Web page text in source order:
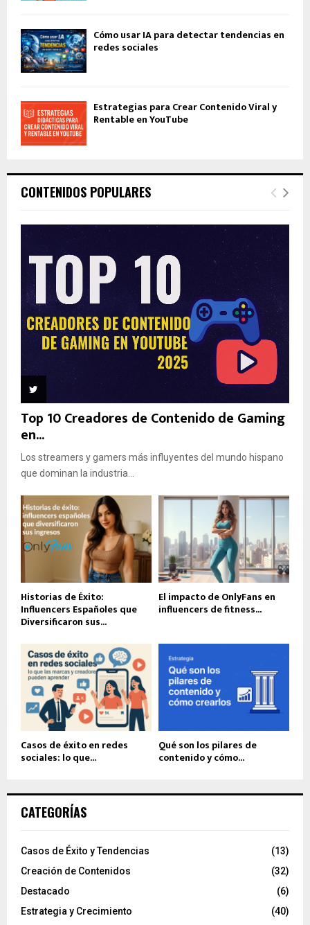
Cómo usar IA para detectar tendencias en
redes sociales
Estrategias para Crear Contenido Viral y
Rentable en YouTube
CONTENIDOS POPULARES
Top 10 Creadores de Contenido de Gaming
en...
Los streamers y gamers más influyentes del mundo hispano
que dominan la industria...
Historias de Éxito:
Influencers Españoles que
Diversificaron sus...
El impacto de OnlyFans en
influencers de fitness...
Casos de éxito en redes
sociales: lo que...
Qué son los pilares de
contenido y cómo...
CATEGORÍAS
Casos de Éxito y Tendencias
(13)
Creación de Contenidos
(32)
Destacado
(6)
Estrategia y Crecimiento
(40)